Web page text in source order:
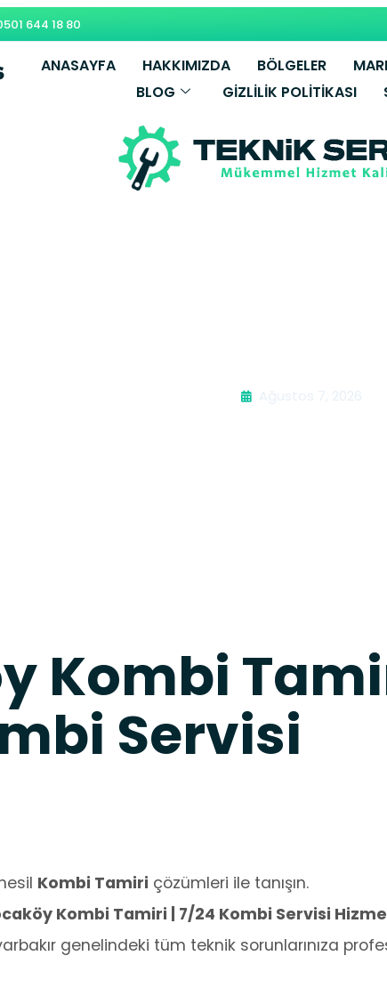
644 18 80
ANASAYFA HAKKIMIZDA BÖLGELER
BLOG
GIZLILIK POLITIKASI
Ağustos 7, 2026
Kombi
Servisi
Kombi Tamiri çözümleri ile tanışın.
Kombi Tamiri | 7/24 Kombi Servisi
genelindeki tüm teknik sorunlarınıza